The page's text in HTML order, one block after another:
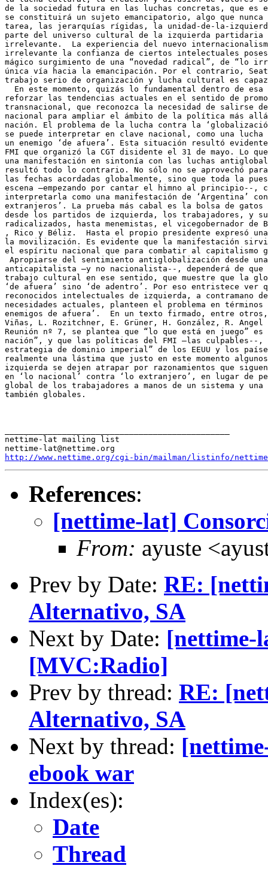
de la sociedad futura en las luchas concretas, que es
se constituirá un sujeto emancipatorio, algo que nunca
tarea, las jerarquías rígidas, la unidad-de-la-
parte del universo cultural de la izquierda partidaria
irrelevante.  La experiencia del nuevo
irrelevante la confianza de ciertos intelectuales
mágico surgimiento de una “novedad radical”, de “lo
única vía hacia la emancipación. Por el contrario,
trabajo serio de organización y lucha cultural es
En este momento, quizás lo fundamental dentro de esa
reforzar las tendencias actuales en el sentido de
transnacional, que reconozca la necesidad de salirse
nacional para ampliar el ámbito de la política más
nación. El problema de la lucha contra la
se puede interpretar en clave nacional, como una lucha
un enemigo ‘de afuera’. Esta situación resultó
FMI que organizó la CGT disidente el 31 de mayo. Lo
una manifestación en sintonía con las luchas
resultó todo lo contrario. No sólo no se aprovechó para
las fechas acordadas globalmente, sino que toda la
escena –empezando por cantar el himno al principio--,
interpretarla como una manifestación de ‘Argentina’
extranjeros’. La prueba más cabal es la bolsa de
desde los partidos de izquierda, los trabajadores, y
radicalizados, hasta menemistas, el vicegobernador de
, Rico y Béliz.  Hasta el propio presidente expresó
la movilización. Es evidente que la manifestación
el espíritu nacional que para combatir al capitalismo
Apropiarse del sentimiento antiglobalización desde
anticapitalista –y no nacionalista--, dependerá de que
trabajo cultural en ese sentido, que muestre que la
‘de afuera’ sino ‘de adentro’. Por eso entristece ver
reconocidos intelectuales de izquierda, a contramano
necesidades actuales, planteen el problema en términos
enemigos de afuera’.  En un texto firmado, entre
Viñas, L. Rozitchner, E. Grüner, H. González, R.
Reunión nº 7, se plantea que “lo que está en juego”
nación”, y que las políticas del FMI –las culpables--,
estrategia de dominio imperial” de los EEUU y los
realmente una lástima que justo en este momento
izquierda se dejen atrapar por razonamientos que
en ‘lo nacional’ contra ‘lo extranjero’, en lugar de
global de los trabajadores a manos de un sistema y una
también globales.
nettime-lat mailing list
http://www.nettime.org/cgi-bin/mailman/listinfo/
References:
[nettime-lat]
From: ayuste
Prev by Date: RE:
Alternativo, SA
Next by Date: [nettime-
[MVC:Radio]
Prev by thread: RE:
Alternativo, SA
Next by thread:
ebook war
Index(es):
Date
Thread